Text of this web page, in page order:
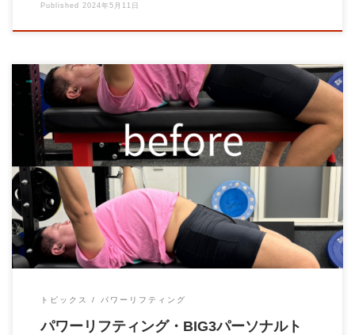
Published 2024年5月11日
オーナー大石圭太朗のBIG３やパワーリフティングのパーソナル
トレー二ングのご案内です。 ・3種目習得 […]
トピックス パワーリフティング
パワーリフティング・BIG3パーソナルト